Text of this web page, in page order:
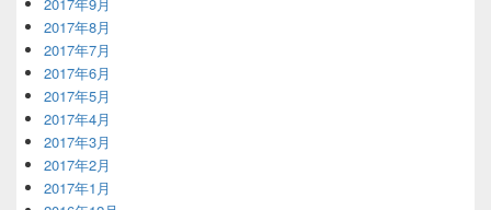
2017年9月
2017年8月
2017年7月
2017年6月
2017年5月
2017年4月
2017年3月
2017年2月
2017年1月